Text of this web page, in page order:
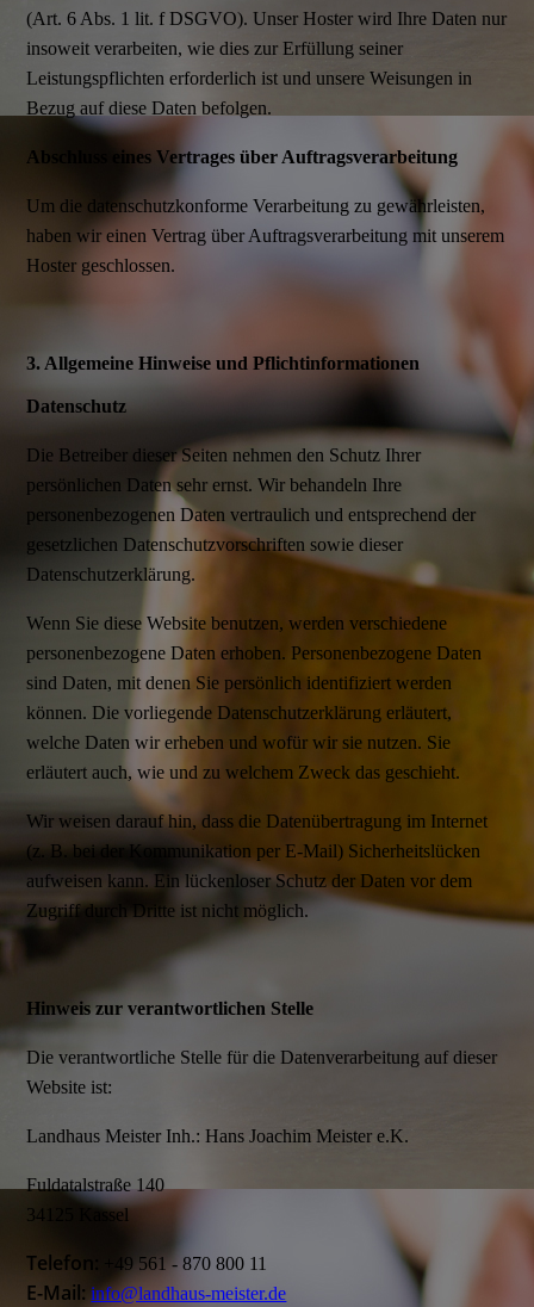
(Art. 6 Abs. 1 lit. f DSGVO). Unser Hoster wird Ihre Daten nur
insoweit verarbeiten, wie dies zur Erfüllung seiner
Leistungspflichten erforderlich ist und unsere Weisungen in
Bezug auf diese Daten befolgen.
Abschluss eines Vertrages über Auftragsverarbeitung
Um die datenschutzkonforme Verarbeitung zu gewährleisten,
haben wir einen Vertrag über Auftragsverarbeitung mit unserem
Hoster geschlossen.
3. Allgemeine Hinweise und Pflichtinformationen
Datenschutz
Die Betreiber dieser Seiten nehmen den Schutz Ihrer
persönlichen Daten sehr ernst. Wir behandeln Ihre
personenbezogenen Daten vertraulich und entsprechend der
gesetzlichen Datenschutzvorschriften sowie dieser
Datenschutzerklärung.
Wenn Sie diese Website benutzen, werden verschiedene
personenbezogene Daten erhoben. Personenbezogene Daten
sind Daten, mit denen Sie persönlich identifiziert werden
können. Die vorliegende Datenschutzerklärung erläutert,
welche Daten wir erheben und wofür wir sie nutzen. Sie
erläutert auch, wie und zu welchem Zweck das geschieht.
Wir weisen darauf hin, dass die Datenübertragung im Internet
(z. B. bei der Kommunikation per E-Mail) Sicherheitslücken
aufweisen kann. Ein lückenloser Schutz der Daten vor dem
Zugriff durch Dritte ist nicht möglich.
Hinweis zur verantwortlichen Stelle
Die verantwortliche Stelle für die Datenverarbeitung auf dieser
Website ist:
Landhaus Meister Inh.: Hans Joachim Meister e.K.
Fuldatalstraße 140
34125 Kassel
Telefon: +49 561 - 870 800 11
E-Mail: info@landhaus-meister.de